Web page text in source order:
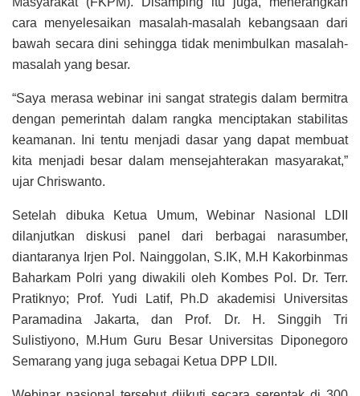
cara menyelesaikan masalah-masalah kebangsaan dari
bawah secara dini sehingga tidak menimbulkan masalah-
masalah yang besar.
“Saya merasa webinar ini sangat strategis dalam bermitra
dengan pemerintah dalam rangka menciptakan stabilitas
keamanan. Ini tentu menjadi dasar yang dapat membuat
kita menjadi besar dalam mensejahterakan masyarakat,”
ujar Chriswanto.
Setelah dibuka Ketua Umum, Webinar Nasional LDII
dilanjutkan diskusi panel dari berbagai narasumber,
diantaranya Irjen Pol. Nainggolan, S.IK, M.H Kakorbinmas
Baharkam Polri yang diwakili oleh Kombes Pol. Dr. Terr.
Pratiknyo; Prof. Yudi Latif, Ph.D akademisi Universitas
Paramadina Jakarta, dan Prof. Dr. H. Singgih Tri
Sulistiyono, M.Hum Guru Besar Universitas Diponegoro
Semarang yang juga sebagai Ketua DPP LDII.